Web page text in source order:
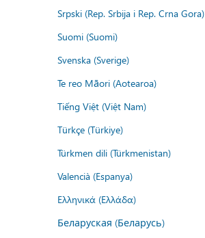
Srpski (Rep. Srbija i Rep. Crna Gora)
Suomi (Suomi)
Svenska (Sverige)
Te reo Māori (Aotearoa)
Tiếng Việt (Việt Nam)
Türkçe (Türkiye)
Türkmen dili (Türkmenistan)
Valencià (Espanya)
Ελληνικά (Ελλάδα)
Беларуская (Беларусь)